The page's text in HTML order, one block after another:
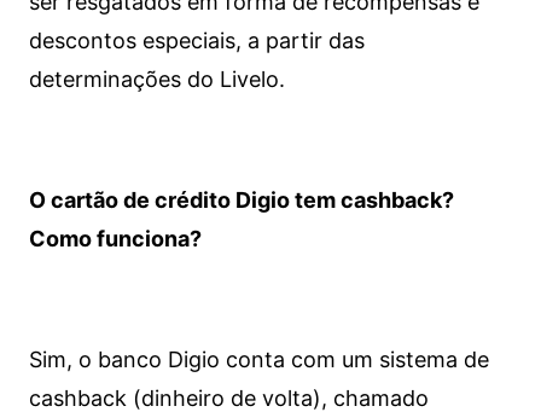
descontos especiais, a partir das
determinações do Livelo.
O cartão de crédito Digio tem cashback?
Como funciona?
Sim, o banco Digio conta com um sistema de
cashback (dinheiro de volta), chamado